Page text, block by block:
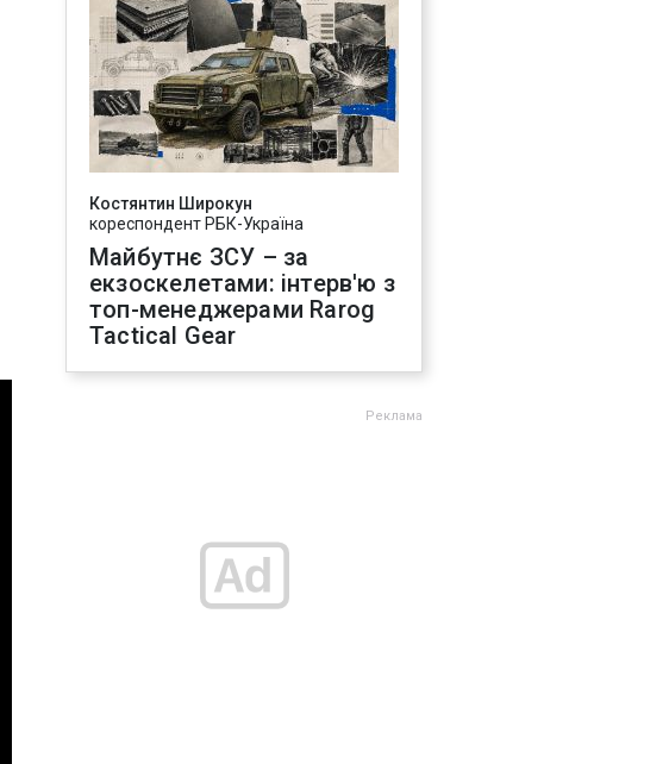
Костянтин Широкун
кореспондент РБК-Україна
Майбутнє ЗСУ – за
екзоскелетами: інтерв'ю з
топ-менеджерами Rarog
Tactical Gear